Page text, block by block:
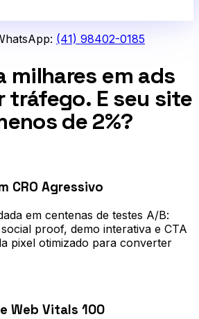
(41) 98402-0185
milhares em ads
tráfego. E seu site
de 2%?
CRO Agressivo
em centenas de testes A/B:
proof, demo interativa e CTA
pixel otimizado para converter
Web Vitals 100